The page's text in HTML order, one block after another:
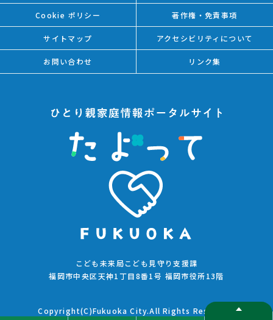
Cookie ポリシー 著作権・免責事項
サイトマップ アクセシビリティについて
お問い合わせ リンク集
こども未来局こども見守り支援課
福岡市中央区天神1丁目8番1号 福岡市役所13階
Copyright(C)Fukuoka City.All Rights Reserved.